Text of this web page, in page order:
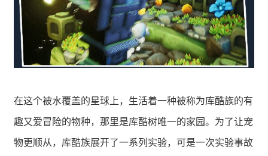
在这个被水覆盖的星球上，生活着一种被称为库酷族的有
趣又爱冒险的物种，那里是库酷树唯一的家园。为了让宠
物更顺从，库酷族展开了一系列实验，可是一次实验事故